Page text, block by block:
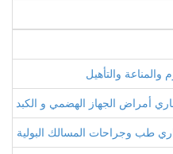
والتأهيل
الجهاز الهضمي و الكبد و
طب وجراحات المسالك البولية